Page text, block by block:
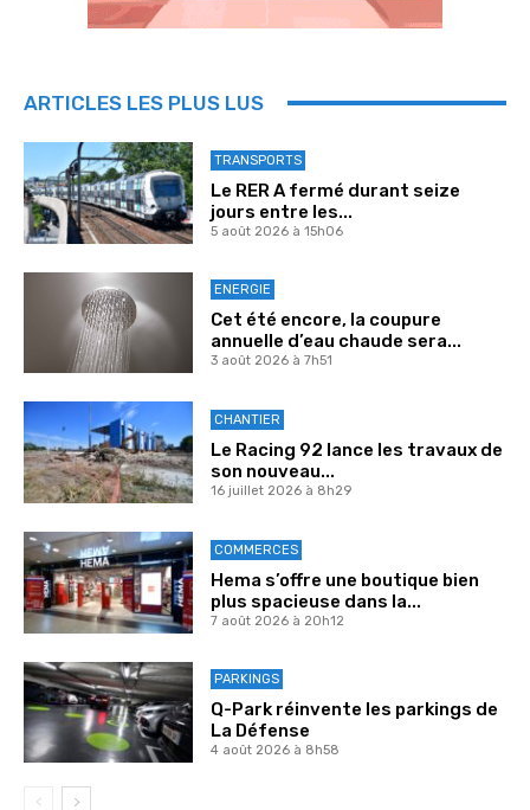
ARTICLES LES PLUS LUS
TRANSPORTS
Le RER A fermé durant seize
jours entre les...
5 août 2026 à 15h06
ENERGIE
Cet été encore, la coupure
annuelle d’eau chaude sera...
3 août 2026 à 7h51
CHANTIER
Le Racing 92 lance les travaux de
son nouveau...
16 juillet 2026 à 8h29
COMMERCES
Hema s’offre une boutique bien
plus spacieuse dans la...
7 août 2026 à 20h12
PARKINGS
Q-Park réinvente les parkings de
La Défense
4 août 2026 à 8h58